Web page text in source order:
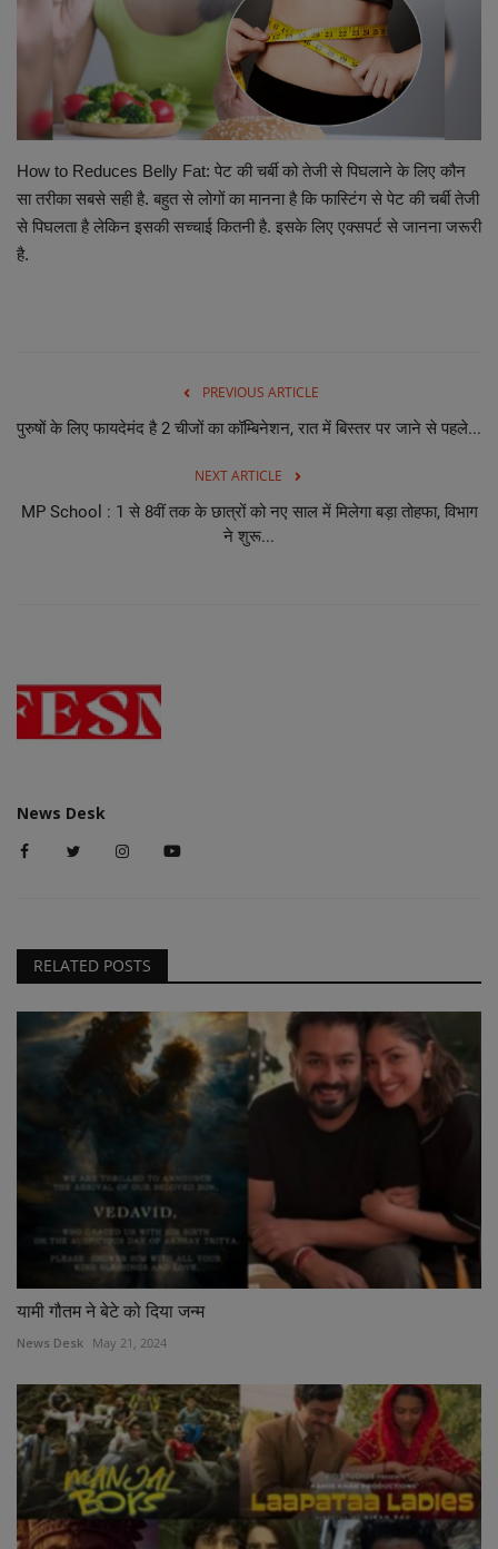
छत्तीसगढ़ इतिहास
मनोरंजन
विविध
How to Reduces Belly Fat: पेट की चर्बी को तेजी से पिघलाने के लिए कौन
सा तरीका सबसे सही है. बहुत से लोगों का मानना है कि फास्टिंग से पेट की चर्बी तेजी
से पिघलता है लेकिन इसकी सच्चाई कितनी है. इसके लिए एक्सपर्ट से जानना जरूरी
है.
PREVIOUS ARTICLE
पुरुषों के लिए फायदेमंद है 2 चीजों का कॉम्बिनेशन, रात में बिस्तर पर जाने से पहले...
NEXT ARTICLE
MP School : 1 से 8वीं तक के छात्रों को नए साल में मिलेगा बड़ा तोहफा, विभाग
ने शुरू...
News Desk
RELATED POSTS
यामी गौतम ने बेटे को दिया जन्म
News Desk May 21, 2024